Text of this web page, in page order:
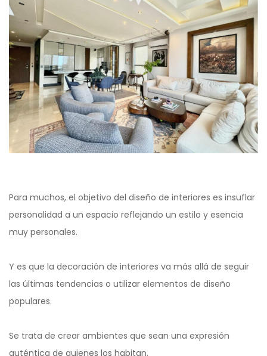
Para muchos, el objetivo del diseño de interiores es insuflar
personalidad a un espacio reflejando un estilo y esencia
muy personales.
Y es que la decoración de interiores va más allá de seguir
las últimas tendencias o utilizar elementos de diseño
populares.
Se trata de crear ambientes que sean una expresión
auténtica de quienes los habitan.